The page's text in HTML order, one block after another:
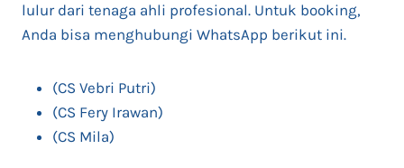
lulur dari tenaga ahli profesional. Untuk booking,
Anda bisa menghubungi WhatsApp berikut ini.
(CS Vebri Putri)
(CS Fery Irawan)
(CS Mila)